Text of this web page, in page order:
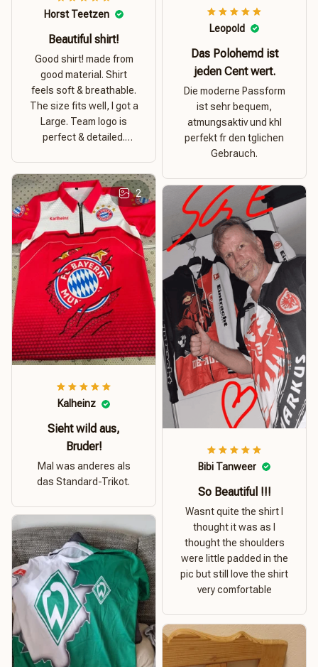
Horst Teetzen
Beautiful shirt!
Good shirt! made from
good material. Shirt
feels soft & breathable.
The size fits well, I got a
Large. Team logo is
perfect & detailed.
Leopold
Das Polohemd ist
jeden Cent wert.
Die moderne Passform
ist sehr bequem,
atmungsaktiv und khl
perfekt fr den tglichen
Gebrauch.
2
Kalheinz
Sieht wild aus,
Bruder!
Mal was anderes als
das Standard-Trikot.
Bibi Tanweer
So Beautiful !!!
Wasnt quite the shirt I
thought it was as I
thought the shoulders
were little padded in the
pic but still love the shirt
very comfortable